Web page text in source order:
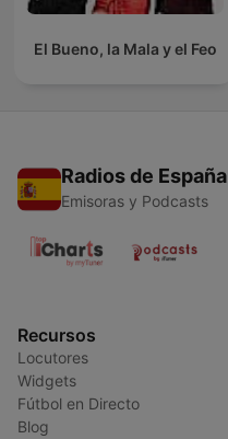
El Bueno, la Mala y el Feo
Radios de España
Emisoras y Podcasts
Recursos
Locutores
Widgets
Fútbol en Directo
Blog